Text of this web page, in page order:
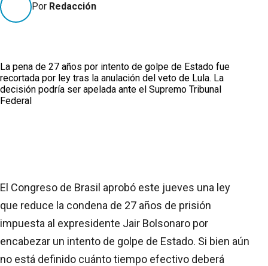
Por Redacción
La pena de 27 años por intento de golpe de Estado fue
recortada por ley tras la anulación del veto de Lula. La
decisión podría ser apelada ante el Supremo Tribunal
Federal
El Congreso de Brasil aprobó este jueves una ley
que reduce la condena de 27 años de prisión
impuesta al expresidente Jair Bolsonaro por
encabezar un intento de golpe de Estado. Si bien aún
no está definido cuánto tiempo efectivo deberá